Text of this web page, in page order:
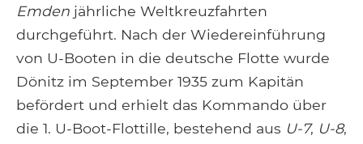
Emden jährliche Weltkreuzfahrten
durchgeführt. Nach der Wiedereinführung
von U-Booten in die deutsche Flotte wurde
Dönitz im September 1935 zum Kapitän
befördert und erhielt das Kommando über
die 1. U-Boot-Flottille, bestehend aus U-7, U-8,